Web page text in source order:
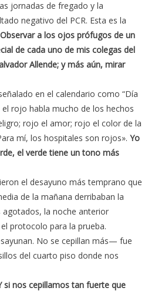
jornadas de fregado y la
negativo del PCR. Esta es la
Observar a los ojos prófugos de un
de cada uno de mis colegas del
Allende; y más aún, mirar
en el calendario como “Día
el rojo habla mucho de los hechos
rojo el amor; rojo el color de la
mí, los hospitales son rojos». Yo
el verde tiene un tono más
el desayuno más temprano que
de la mañana derribaban la
la noche anterior
protocolo para la prueba.
No se cepillan más— fue
del cuarto piso donde nos
si nos cepillamos tan fuerte que